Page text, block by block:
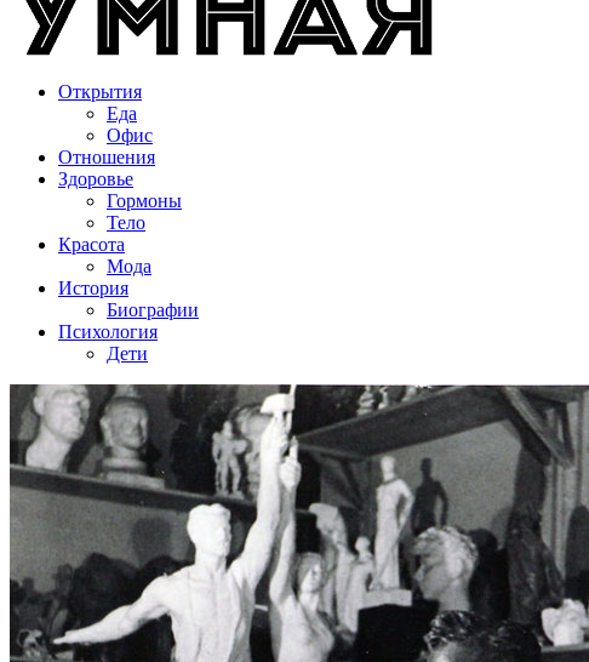
Открытия
Еда
Офис
Отношения
Здоровье
Гормоны
Тело
Красота
Мода
История
Биографии
Психология
Дети